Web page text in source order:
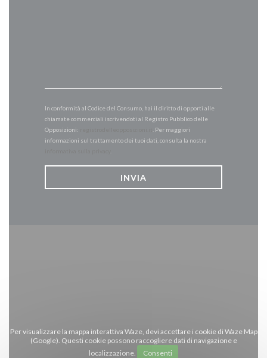
In conformità al Codice del Consumo, hai il diritto di opporti alle
chiamate commerciali iscrivendoti al Registro Pubblico delle
Opposizioni:
. Per maggiori
informazioni sul trattamento dei tuoi dati, consulta la nostra
Per visualizzare la mappa interattiva Waze, devi accettare i cookie di Waze Map
(Google). Questi cookie possono raccogliere dati di navigazione e
localizzazione.
Consenti